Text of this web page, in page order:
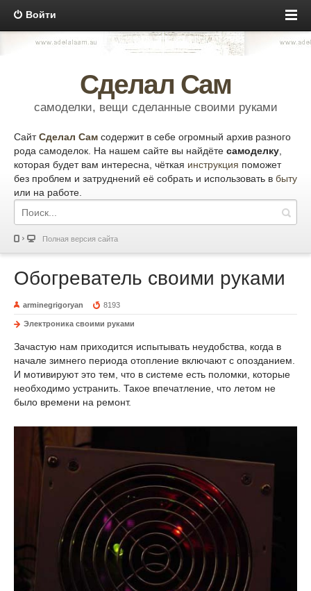
Войти
Сделал Сам
самоделки, вещи сделанные своими руками
СайтСделал Сам содержит в себе огромный архив разного
рода самоделок. На нашем сайте вы найдёте самоделку
которая будет вам интересна, чёткая инструкция поможет
без проблем и затруднений её собрать и использовать в быту
или на работе.
Полная версия сайта
Обогреватель своими руками
arminegrigoryan 8193
Электроника своими руками
Зачастую нам приходится испытывать неудобства, когда в
начале зимнего периода отопление включают с опозданием.
И мотивируют это тем, что в системе есть поломки, которые
необходимо устранить. Такое впечатление, что летом не
было времени на ремонт.